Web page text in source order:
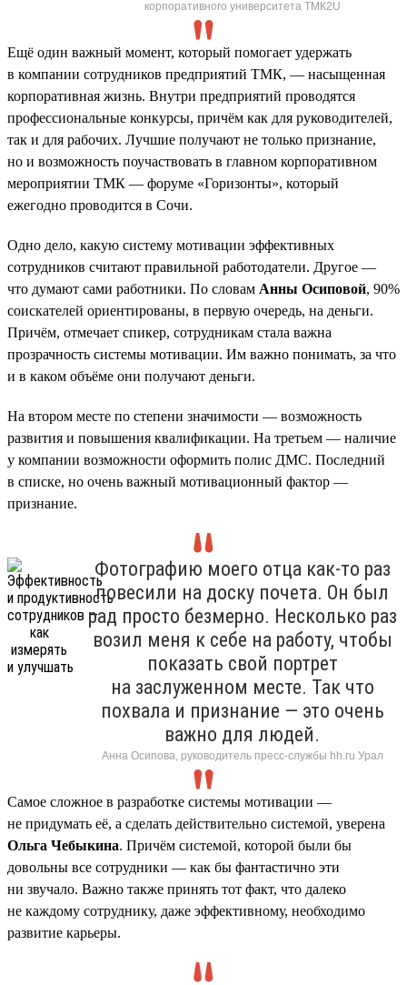
корпоративного университета ТМК2U
Ещё один важный момент, который помогает удержать
в компании сотрудников предприятий ТМК, — насыщенная
корпоративная жизнь. Внутри предприятий проводятся
профессиональные конкурсы, причём как для руководителей,
так и для рабочих. Лучшие получают не только признание,
но и возможность поучаствовать в главном корпоративном
мероприятии ТМК — форуме «Горизонты», который
ежегодно проводится в Сочи.
Одно дело, какую систему мотивации эффективных
сотрудников считают правильной работодатели. Другое —
что думают сами работники. По словам Анны Осиповой, 90%
соискателей ориентированы, в первую очередь, на деньги.
Причём, отмечает спикер, сотрудникам стала важна
прозрачность системы мотивации. Им важно понимать, за что
и в каком объёме они получают деньги.
На втором месте по степени значимости — возможность
развития и повышения квалификации. На третьем — наличие
у компании возможности оформить полис ДМС. Последний
в списке, но очень важный мотивационный фактор —
признание.
Фотографию моего отца как-то раз
повесили на доску почета. Он был
рад просто безмерно. Несколько раз
возил меня к себе на работу, чтобы
показать свой портрет
на заслуженном месте. Так что
похвала и признание — это очень
важно для людей.
Анна Осипова, руководитель пресс-службы hh.ru Урал
Самое сложное в разработке системы мотивации —
не придумать её, а сделать действительно системой, уверена
Ольга Чебыкина. Причём системой, которой были бы
довольны все сотрудники — как бы фантастично эти
ни звучало. Важно также принять тот факт, что далеко
не каждому сотруднику, даже эффективному, необходимо
развитие карьеры.